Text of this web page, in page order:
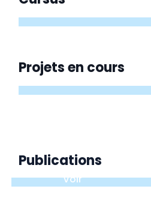
Projets en cours
Publications
Voir